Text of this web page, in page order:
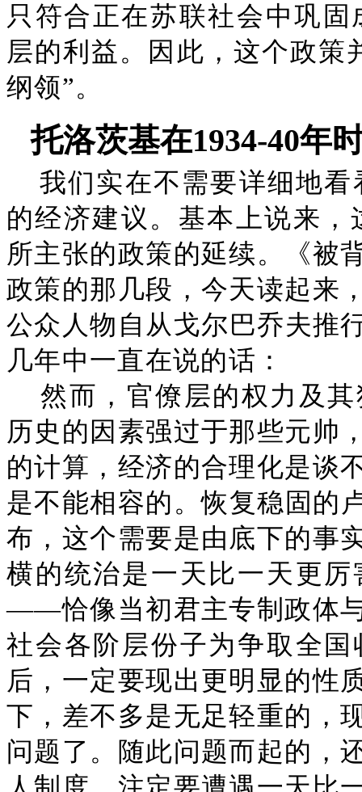
只符合正在苏联社会中巩
层的利益。因此，这个政策
纲领”。
托洛茨基在1934-40年
我们实在不需要详细地
的经济建议。基本上说来，
所主张的政策的延续。《被
政策的那几段，今天读起来
公众人物自从戈尔巴乔夫推
几年中一直在说的话：
然而，官僚层的权力及
历史的因素强过于那些元帅
的计算，经济的合理化是谈
是不能相容的。恢复稳固的
布，这个需要是由底下的事
横的统治是一天比一天更
——恰像当初君主专制政体
社会各阶层份子为争取全
后，一定要现出更明显的性
下，差不多是无足轻重的，
问题了。随此问题而起的，